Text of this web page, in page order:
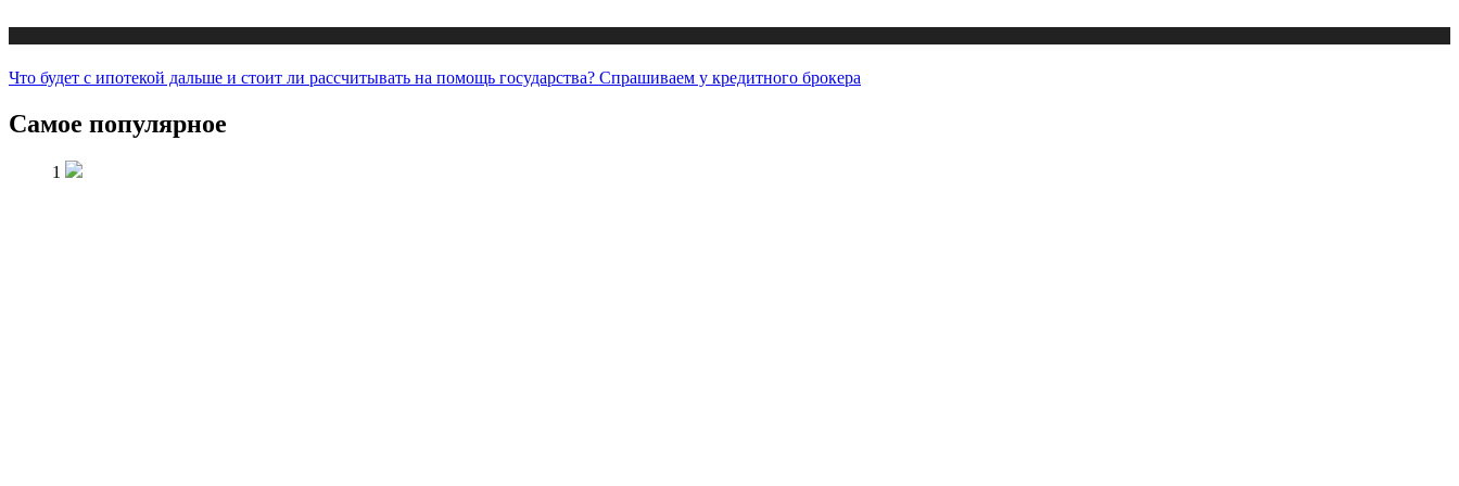
Что будет с ипотекой дальше и стоит ли рассчитывать на помощь государства? Спрашиваем у кредитного брокера
Самое популярное
1